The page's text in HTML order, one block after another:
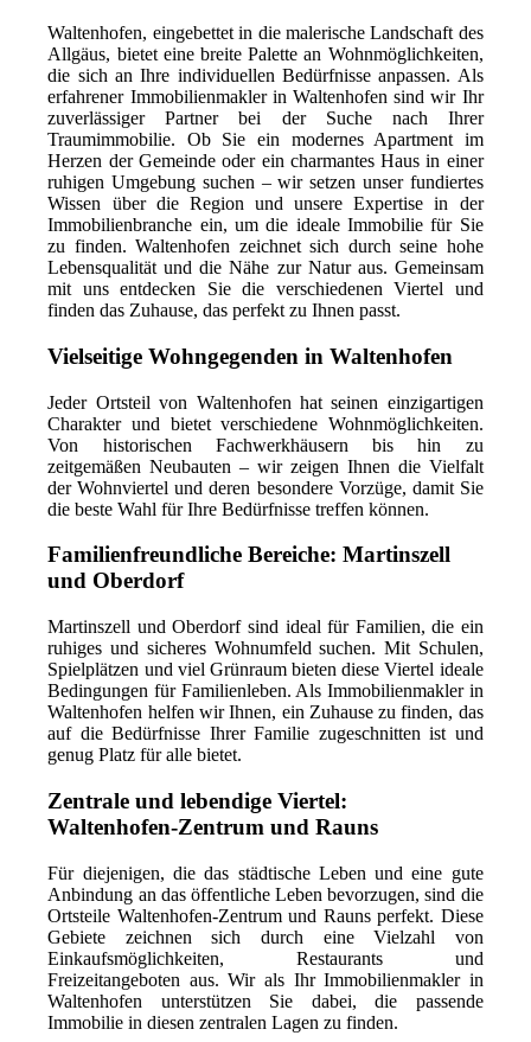
Waltenhofen, eingebettet in die malerische Landschaft des
Allgäus, bietet eine breite Palette an Wohnmöglichkeiten,
die sich an Ihre individuellen Bedürfnisse anpassen. Als
erfahrener Immobilienmakler in Waltenhofen sind wir Ihr
zuverlässiger Partner bei der Suche nach Ihrer
Traumimmobilie. Ob Sie ein modernes Apartment im
Herzen der Gemeinde oder ein charmantes Haus in einer
ruhigen Umgebung suchen – wir setzen unser fundiertes
Wissen über die Region und unsere Expertise in der
Immobilienbranche ein, um die ideale Immobilie für Sie
zu finden. Waltenhofen zeichnet sich durch seine hohe
Lebensqualität und die Nähe zur Natur aus. Gemeinsam
mit uns entdecken Sie die verschiedenen Viertel und
finden das Zuhause, das perfekt zu Ihnen passt.
Vielseitige Wohngegenden in Waltenhofen
Jeder Ortsteil von Waltenhofen hat seinen einzigartigen
Charakter und bietet verschiedene Wohnmöglichkeiten.
Von historischen Fachwerkhäusern bis hin zu
zeitgemäßen Neubauten – wir zeigen Ihnen die Vielfalt
der Wohnviertel und deren besondere Vorzüge, damit Sie
die beste Wahl für Ihre Bedürfnisse treffen können.
Familienfreundliche Bereiche: Martinszell
und Oberdorf
Martinszell und Oberdorf sind ideal für Familien, die ein
ruhiges und sicheres Wohnumfeld suchen. Mit Schulen,
Spielplätzen und viel Grünraum bieten diese Viertel ideale
Bedingungen für Familienleben. Als Immobilienmakler in
Waltenhofen helfen wir Ihnen, ein Zuhause zu finden, das
auf die Bedürfnisse Ihrer Familie zugeschnitten ist und
genug Platz für alle bietet.
Zentrale und lebendige Viertel:
Waltenhofen-Zentrum und Rauns
Für diejenigen, die das städtische Leben und eine gute
Anbindung an das öffentliche Leben bevorzugen, sind die
Ortsteile Waltenhofen-Zentrum und Rauns perfekt. Diese
Gebiete zeichnen sich durch eine Vielzahl von
Einkaufsmöglichkeiten, Restaurants und
Freizeitangeboten aus. Wir als Ihr Immobilienmakler in
Waltenhofen unterstützen Sie dabei, die passende
Immobilie in diesen zentralen Lagen zu finden.